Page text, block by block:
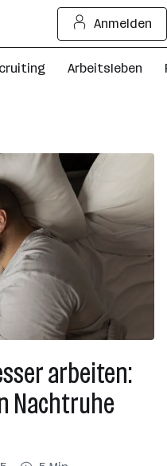
Anmelden
Arbeitsleben
arbeiten:
Nachtruhe